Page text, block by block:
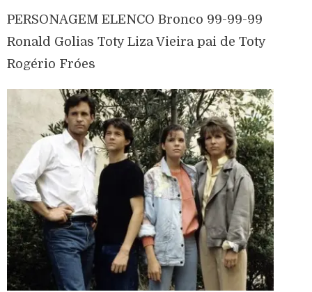
PERSONAGEM ELENCO Bronco 99-99-99
Ronald Golias Toty Liza Vieira pai de Toty
Rogério Fróes